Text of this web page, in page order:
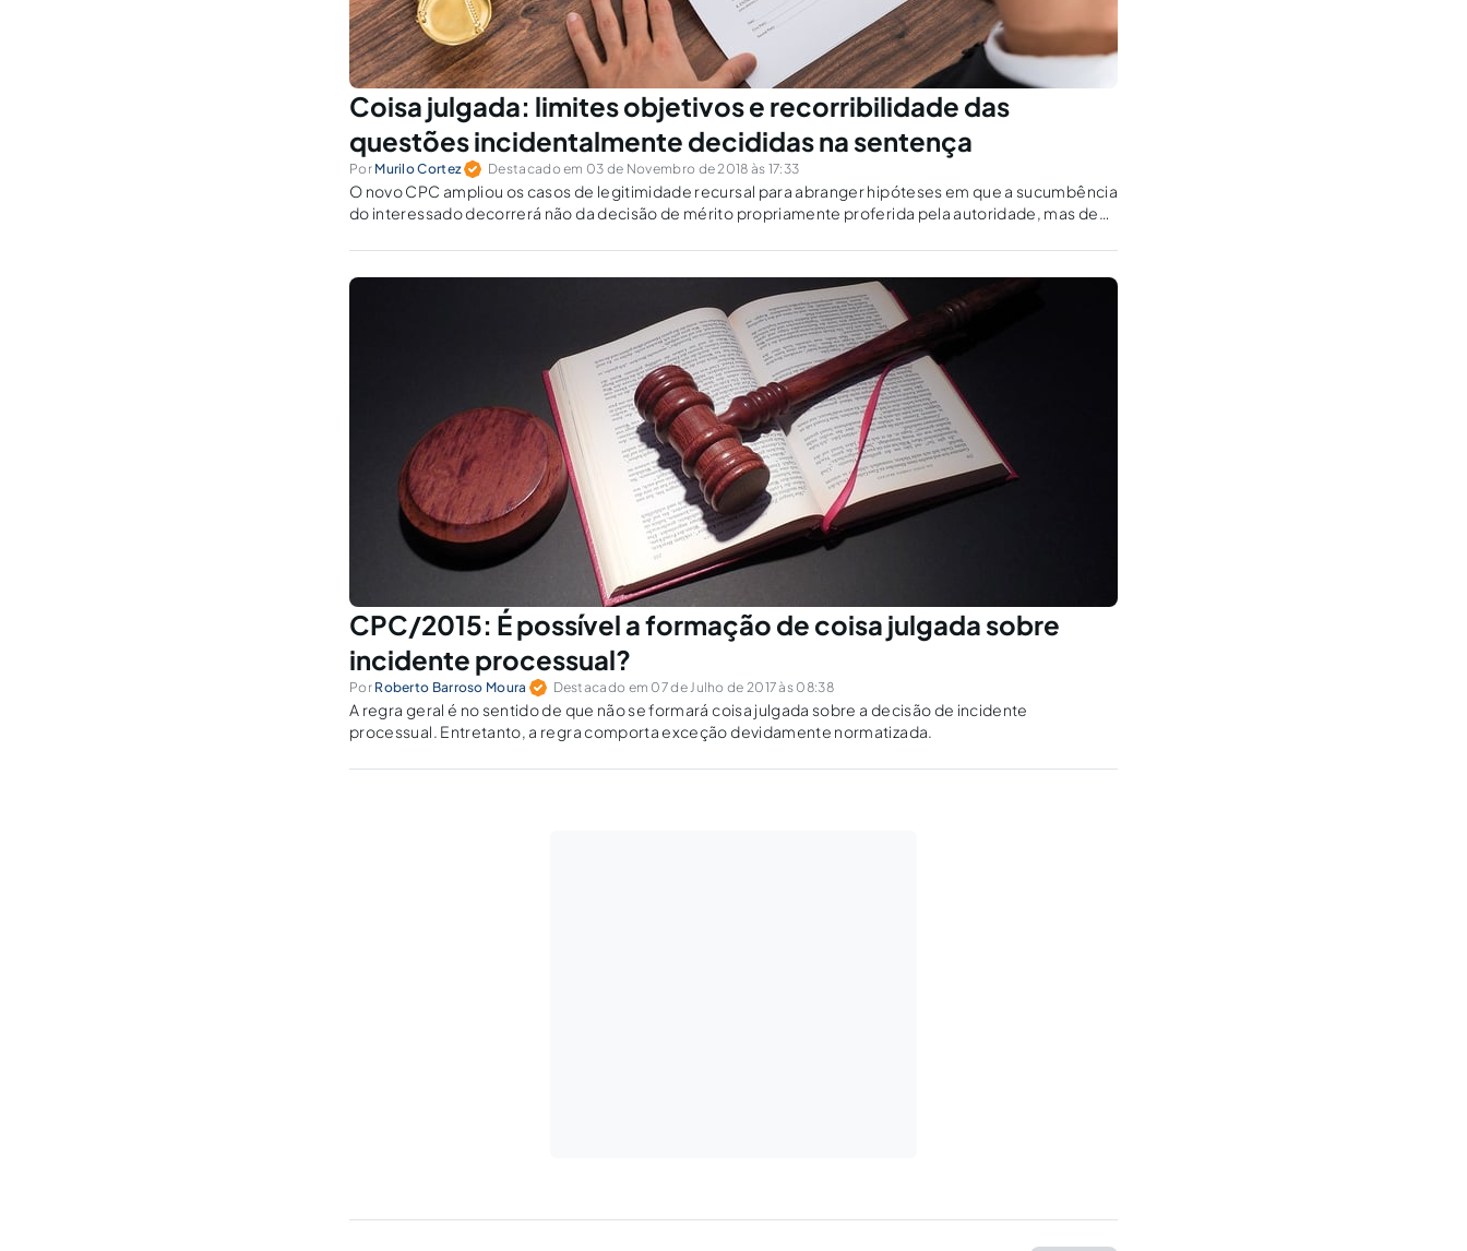
Coisa julgada: limites objetivos e recorribilidade das
questões incidentalmente decididas na sentença
Por Murilo Cortez Destacado em 03 de Novembro de 2018 às 17:33
O novo CPC ampliou os casos de legitimidade recursal para abranger hipóteses em que a sucumbência
do interessado decorrerá não da decisão de mérito propriamente proferida pela autoridade, mas de
CPC/2015: É possível a formação de coisa julgada sobre
incidente processual?
Por Roberto Barroso Moura Destacado em 07 de Julho de 2017 às 08:38
A regra geral é no sentido de que não se formará coisa julgada sobre a decisão de incidente
processual. Entretanto, a regra comporta exceção devidamente normatizada.